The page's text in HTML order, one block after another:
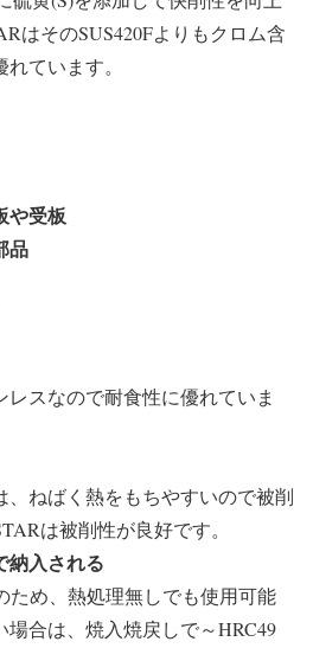
はそのSUS420Fよりもクロム含
ています。
や受板
品
スなので耐食性に優れていま
ねばく熱をもちやすいので被削
は被削性が良好です。
納入される
ため、熱処理無しでも使用可能
場合は、焼入焼戻しで～HRC49